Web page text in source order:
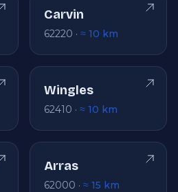
Carvin
62220 · ≈ 10 km
Wingles
62410 · ≈ 10 km
Arras
62000 · ≈ 15 km